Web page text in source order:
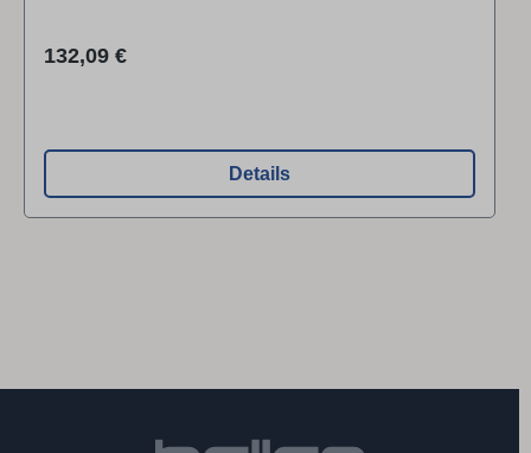
Regulärer Preis:
132,09 €
Details